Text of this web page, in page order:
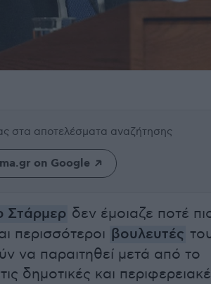
στα αποτελέσματα αναζήτησης
on Google
Στάρμερ δεν έμοιαζε ποτέ
περισσότεροι βουλευτές
να παραιτηθεί μετά από το
δημοτικές και